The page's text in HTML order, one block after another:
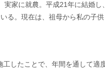
実家に就農。平成21年に結婚
る。現在は、祖母から私の子
工したことで、年間を通して適